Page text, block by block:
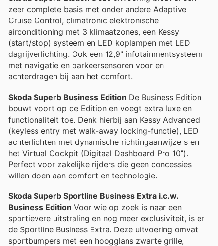
zeer complete basis met onder andere Adaptive
Cruise Control, climatronic elektronische
airconditioning met 3 klimaatzones, een Kessy
(start/stop) systeem en LED koplampen met LED
dagrijverlichting. Ook een 12,9" infotainmentsysteem
met navigatie en parkeersensoren voor en
achterdragen bij aan het comfort.
Skoda Superb Business Edition De Business Edition
bouwt voort op de Edition en voegt extra luxe en
functionaliteit toe. Denk hierbij aan Kessy Advanced
(keyless entry met walk-away locking-functie), LED
achterlichten met dynamische richtingaanwijzers en
het Virtual Cockpit (Digitaal Dashboard Pro 10”).
Perfect voor zakelijke rijders die geen concessies
willen doen aan comfort en technologie.
Skoda Superb Sportline Business Extra i.c.w.
Business Edition Voor wie op zoek is naar een
sportievere uitstraling en nog meer exclusiviteit, is er
de Sportline Business Extra. Deze uitvoering omvat
sportbumpers met een hoogglans zwarte grille,